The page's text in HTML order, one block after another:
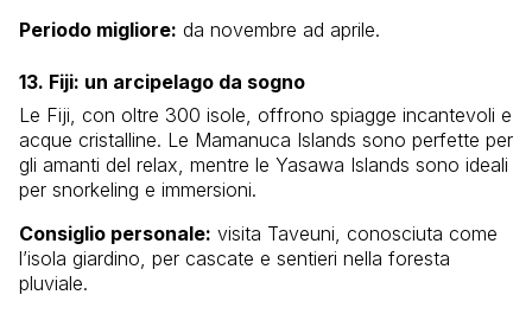
Periodo migliore: da novembre ad aprile.
13. Fiji: un arcipelago da sogno
Le Fiji, con oltre 300 isole, offrono spiagge incantevoli e
acque cristalline. Le Mamanuca Islands sono perfette per
gli amanti del relax, mentre le Yasawa Islands sono ideali
per snorkeling e immersioni.
Consiglio personale: visita Taveuni, conosciuta come
l’isola giardino, per cascate e sentieri nella foresta
pluviale.